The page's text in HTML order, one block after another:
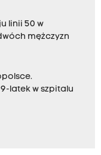
linii 50 w
mężczyzn
latek w szpitalu